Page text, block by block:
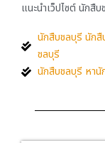
แนะนำเว็ปไซต์ นักสื
นักสืบชลบุรี นัก
ชลบุรี
นักสืบชลบุรี หานั